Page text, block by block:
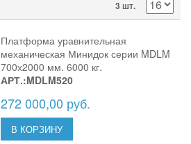
3 шт.
Платформа уравнительная
механическая Минидок серии MDLM
700х2000 мм. 6000 кг.
АРТ.:MDLM520
272 000,00 руб.
В КОРЗИНУ